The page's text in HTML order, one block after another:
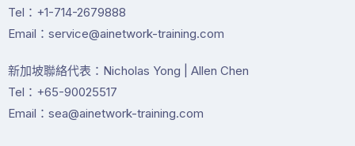
Tel：+1-714-2679888
Email：service@ainetwork-training.com
新加坡聯絡代表：Nicholas Yong | Allen Chen
Tel：+65-90025517
Email：sea@ainetwork-training.com